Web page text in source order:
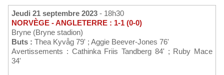
Jeudi 21 septembre 2023 - 18h30
NORVÈGE - ANGLETERRE : 1-1 (0-0)
Bryne (Bryne stadion)
Buts : Thea Kyvåg 79' ; Aggie Beever-Jones 76'
Avertissements : Cathinka Friis Tandberg 84' ; Ruby Mace
34'